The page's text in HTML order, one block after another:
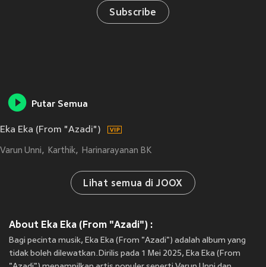
Subscribe
Putar Semua
Eka Eka (From "Azadi")
Varun Unni Karthik Harinarayanan BK
Lihat semua di JOOX
About Eka Eka (From "Azadi") :
Bagi pecinta musik, Eka Eka (From "Azadi") adalah album yang
tidak boleh dilewatkan.Dirilis pada 1 Mei 2025, Eka Eka (From